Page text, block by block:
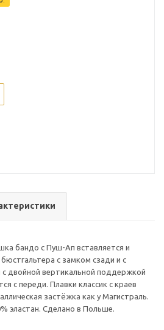
бандо c Пуш-Ап вставляется и
с замком сзади и с
с двойной вертикальной поддержкой
с переди. Плавки классик с краев
застёжка как у Магистраль.
эластан. Сделано в Польше.